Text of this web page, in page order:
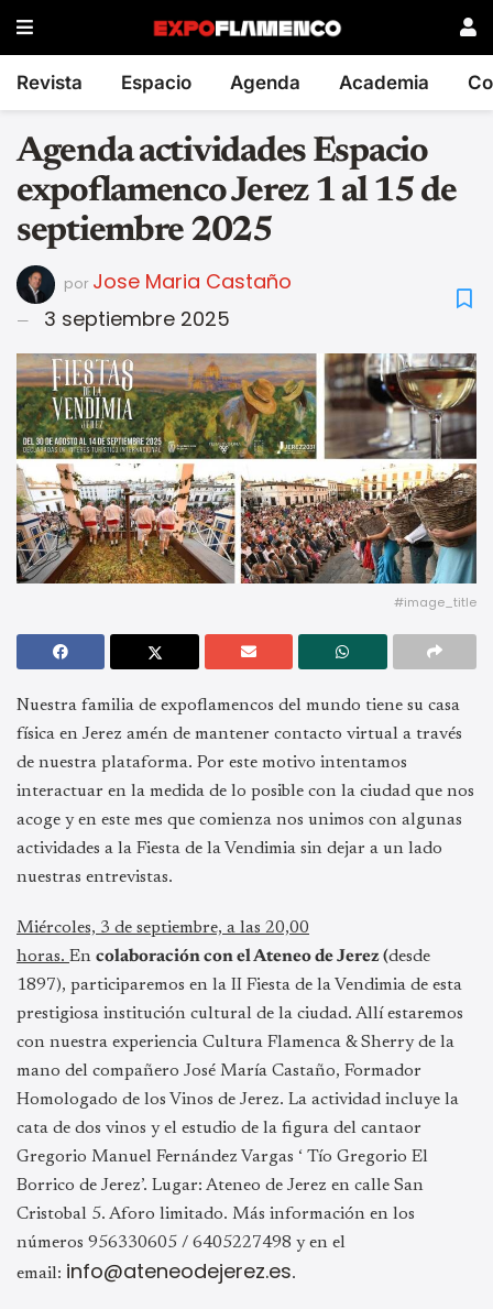
Revista Espacio Agenda Academia
Agenda actividades Espacio
expoflamenco Jerez 1 al 15 de
septiembre 2025
por Jose Maria Castaño
3 septiembre 2025
#image_title
Nuestra familia de expoflamencos del mundo tiene su casa
física en Jerez amén de mantener contacto virtual a través
de nuestra plataforma. Por este motivo intentamos
interactuar en la medida de lo posible con la ciudad que nos
acoge y en este mes que comienza nos unimos con algunas
actividades a la Fiesta de la Vendimia sin dejar a un lado
nuestras entrevistas.
Miércoles, 3 de septiembre, a las 20,00
horas. En colaboración con el Ateneo de Jerez (desde
1897), participaremos en la II Fiesta de la Vendimia de esta
prestigiosa institución cultural de la ciudad. Allí estaremos
con nuestra experiencia Cultura Flamenca & Sherry de la
mano del compañero José María Castaño, Formador
Homologado de los Vinos de Jerez. La actividad incluye la
cata de dos vinos y el estudio de la figura del cantaor
Gregorio Manuel Fernández Vargas ‘ Tío Gregorio El
Borrico de Jerez’. Lugar: Ateneo de Jerez en calle San
Cristobal 5. Aforo limitado. Más información en los
números 956330605 / 6405227498 y en el
email: info@ateneodejerez.es.